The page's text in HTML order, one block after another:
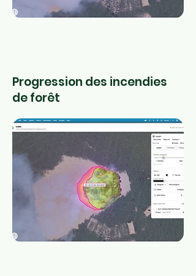
Progression des incendies
de forêt